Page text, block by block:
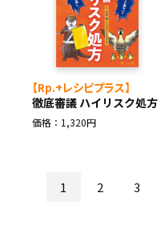
【Rp.+レシピプラス】
徹底審議 ハイリスク処方
価格：1,320円
1 2 3